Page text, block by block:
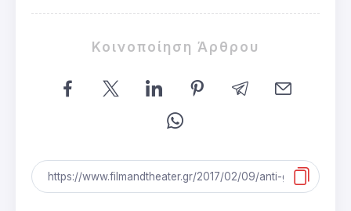
Κοινοποίηση Άρθρου